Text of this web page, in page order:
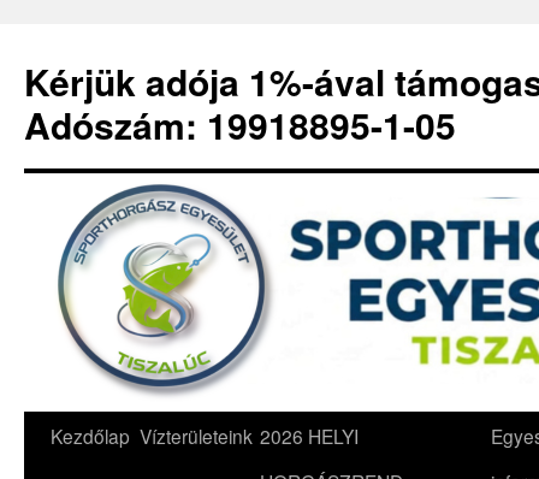
Kérjük adója 1%-ával
Adószám: 19918895-1-05
Kilépés
Kezdőlap Vízterületeink 2026 HELYI